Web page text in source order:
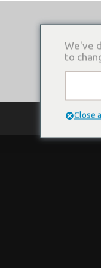
We've
to
Close